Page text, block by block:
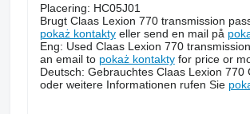
Placering: HC05J01
Brugt Claas Lexion 770 transmission
pokaż kontaktyeller send en mail på
Eng: Used Claas Lexion 770
an email to pokaż kontaktyfor price or
Deutsch: Gebrauchtes Claas Lexion
oder weitere Informationen rufen Sie